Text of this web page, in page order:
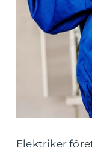
Elektriker